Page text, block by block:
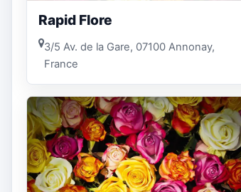
Rapid Flore
3/5 Av. de la Gare, 07100 Annonay,
France